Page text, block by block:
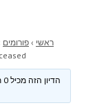
ראשי › פורומים
הדיון הזה מכיל 0 תגובות, ויש לו משתתף 1, והוא עודכן לאחרונה ע״י